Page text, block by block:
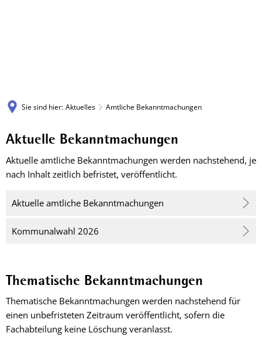
Sie sind hier: Aktuelles Amtliche Bekanntmachungen
Amtliche
Bekanntmachungen
Aktuelle Bekanntmachungen
Aktuelle amtliche Bekanntmachungen werden nachstehend, je
nach Inhalt zeitlich befristet, veröffentlicht.
Aktuelle amtliche Bekanntmachungen
Kommunalwahl 2026
Thematische Bekanntmachungen
Thematische Bekanntmachungen werden nachstehend für
einen unbefristeten Zeitraum veröffentlicht, sofern die
Fachabteilung keine Löschung veranlasst.